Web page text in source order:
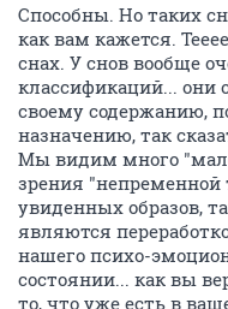
Способны. Но таких
как вам кажется.
снах. У снов вообще
классификаций... они
своему содержанию,
назначению, так
Мы видим много
зрения "непременной
увиденных образов,
являются
нашего психо-
состоянии... как вы
то, что уже есть в